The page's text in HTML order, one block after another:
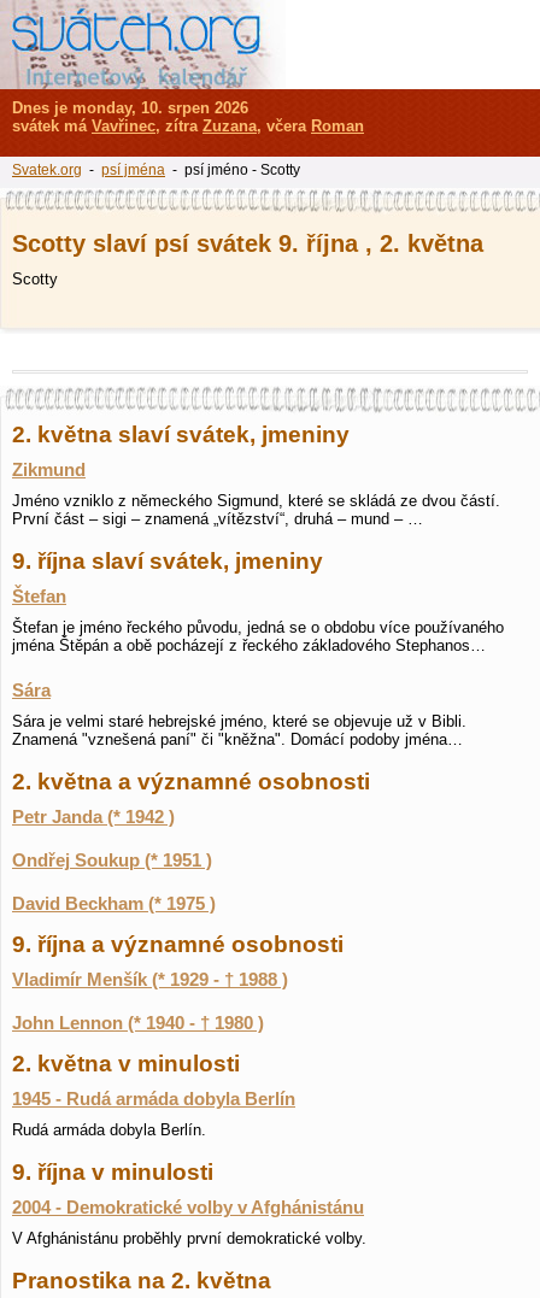
Scotty slaví psí svátek 9. října , 2. května
Scotty
2. května slaví svátek, jmeniny
Zikmund
Jméno vzniklo z německého Sigmund, které se skládá ze dvou částí.
První část – sigi – znamená „vítězství“, druhá – mund – …
9. října slaví svátek, jmeniny
Štefan
Štefan je jméno řeckého původu, jedná se o obdobu více používaného
jména Štěpán a obě pocházejí z řeckého základového Stephanos…
Sára
Sára je velmi staré hebrejské jméno, které se objevuje už v Bibli.
Znamená "vznešená paní" či "kněžna". Domácí podoby jména…
2. května a významné osobnosti
Petr Janda (* 1942 )
Ondřej Soukup (* 1951 )
David Beckham (* 1975 )
9. října a významné osobnosti
Vladimír Menšík (* 1929 - † 1988 )
John Lennon (* 1940 - † 1980 )
2. května v minulosti
1945 - Rudá armáda dobyla Berlín
Rudá armáda dobyla Berlín.
9. října v minulosti
2004 - Demokratické volby v Afghánistánu
V Afghánistánu proběhly první demokratické volby.
Pranostika na 2. května
Dnes je monday, 10. srpen 2026
svátek má Vavřinec, zítra Zuzana, včera Roman
Svatek.org - psí jména - psí jméno - Scotty